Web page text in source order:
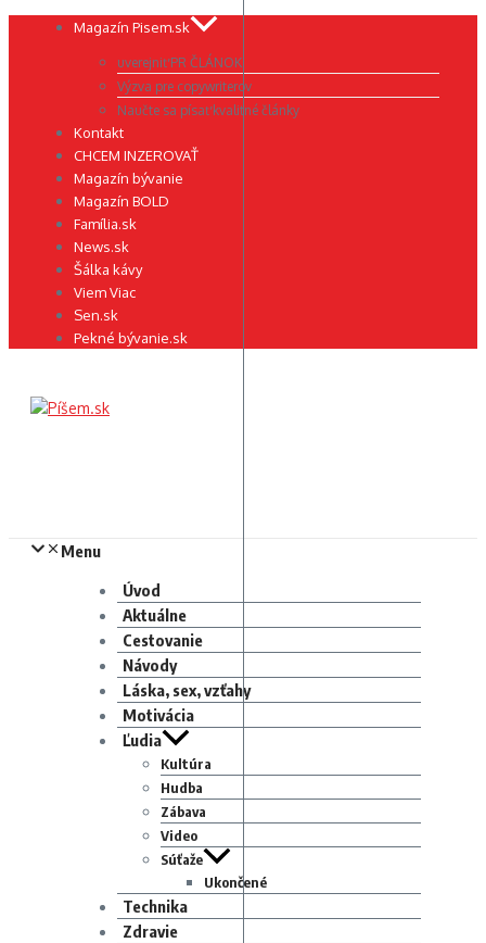
Preskočiť Magazín Pisem.sk
uverejniť PR ČLÁNOK
Výzva pre copywriterov
Naučte sa písať kvalitné články
Kontakt
CHCEM INZEROVAŤ
Magazín bývanie
Magazín BOLD
Família.sk
News.sk
Šálka kávy
Viem Viac
Sen.sk
Pekné bývanie.sk
Menu
Úvod
Aktuálne
Cestovanie
Návody
Láska, sex, vzťahy
Motivácia
Ľudia
Kultúra
Hudba
Zábava
Video
Súťaže
Ukončené
Technika
Zdravie